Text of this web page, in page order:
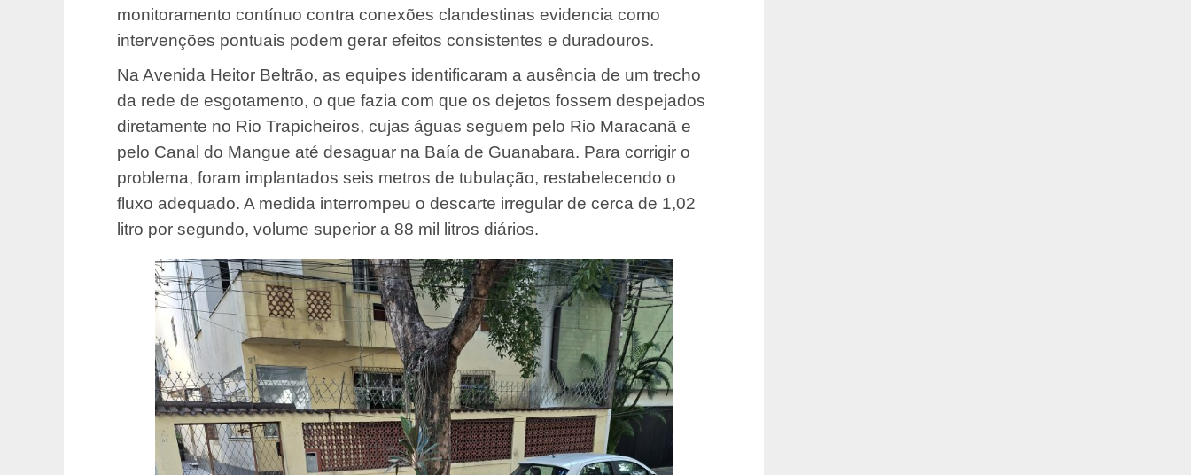
monitoramento contínuo contra conexões clandestinas evidencia como
intervenções pontuais podem gerar efeitos consistentes e duradouros.
Na Avenida Heitor Beltrão, as equipes identificaram a ausência de um trecho
da rede de esgotamento, o que fazia com que os dejetos fossem despejados
diretamente no Rio Trapicheiros, cujas águas seguem pelo Rio Maracanã e
pelo Canal do Mangue até desaguar na Baía de Guanabara. Para corrigir o
problema, foram implantados seis metros de tubulação, restabelecendo o
fluxo adequado. A medida interrompeu o descarte irregular de cerca de 1,02
litro por segundo, volume superior a 88 mil litros diários.